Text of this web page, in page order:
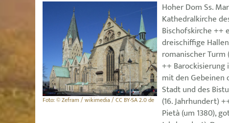
Foto: © Zefram / wikimedia / CC BY-SA 2.0 de
Hoher Dom Ss.
Kathedralkirche
Bischofskirche ++
dreischiffige
romanischer Turm
++ Barockisierung
mit den Gebeinen
Stadt und des
(16. Jahrhundert)
Pietà (um 1380),